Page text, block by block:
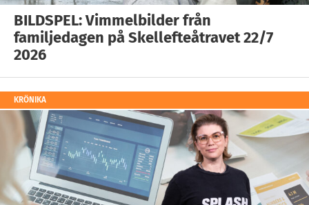
BILDSPEL: Vimmelbilder från
familjedagen på Skellefteåtravet 22/7
2026
KRÖNIKA